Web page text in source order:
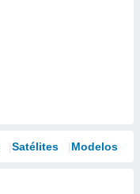
Satélites Modelos